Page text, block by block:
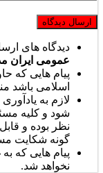
دیدگاه های
عمومی ایران
پیام هایی که
اسلامی باشد
لازم به
شود و کلیه
نظر بوده و
گونه شکایت
پیام هایی که
نخواهد شد.